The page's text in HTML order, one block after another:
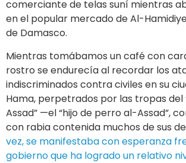
comerciante de telas suní mientras
en el popular mercado de Al-
de Damasco.
Mientras tomábamos un café con
rostro se endurecía al recordar los
indiscriminados contra civiles en su
Hama, perpetrados por las tropas del
Assad” —el “hijo de perro al-Assad”,
con rabia contenida muchos de sus
vez, se manifestaba con esperanza
gobierno que ha logrado un relativo